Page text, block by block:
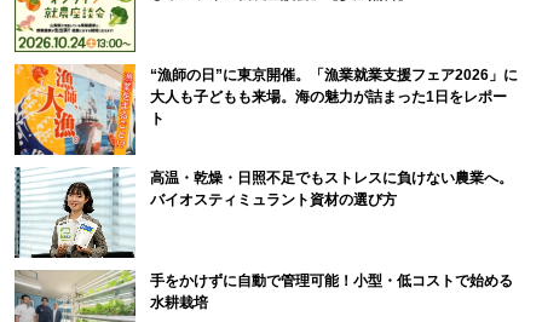
“漁師の日”に東京開催。「漁業就業支援フェア2026」に
大人も子どもも来場。海の魅力が詰まった1日をレポー
ト
高温・乾燥・日照不足でもストレスに負けない農業へ。
バイオスティミュラント資材の選び方
手をかけずに自動で管理可能！小型・低コストで始める
水耕栽培